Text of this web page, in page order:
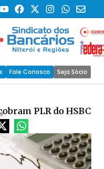
Fale Conosco Seja Sócio
PLR do HSBC